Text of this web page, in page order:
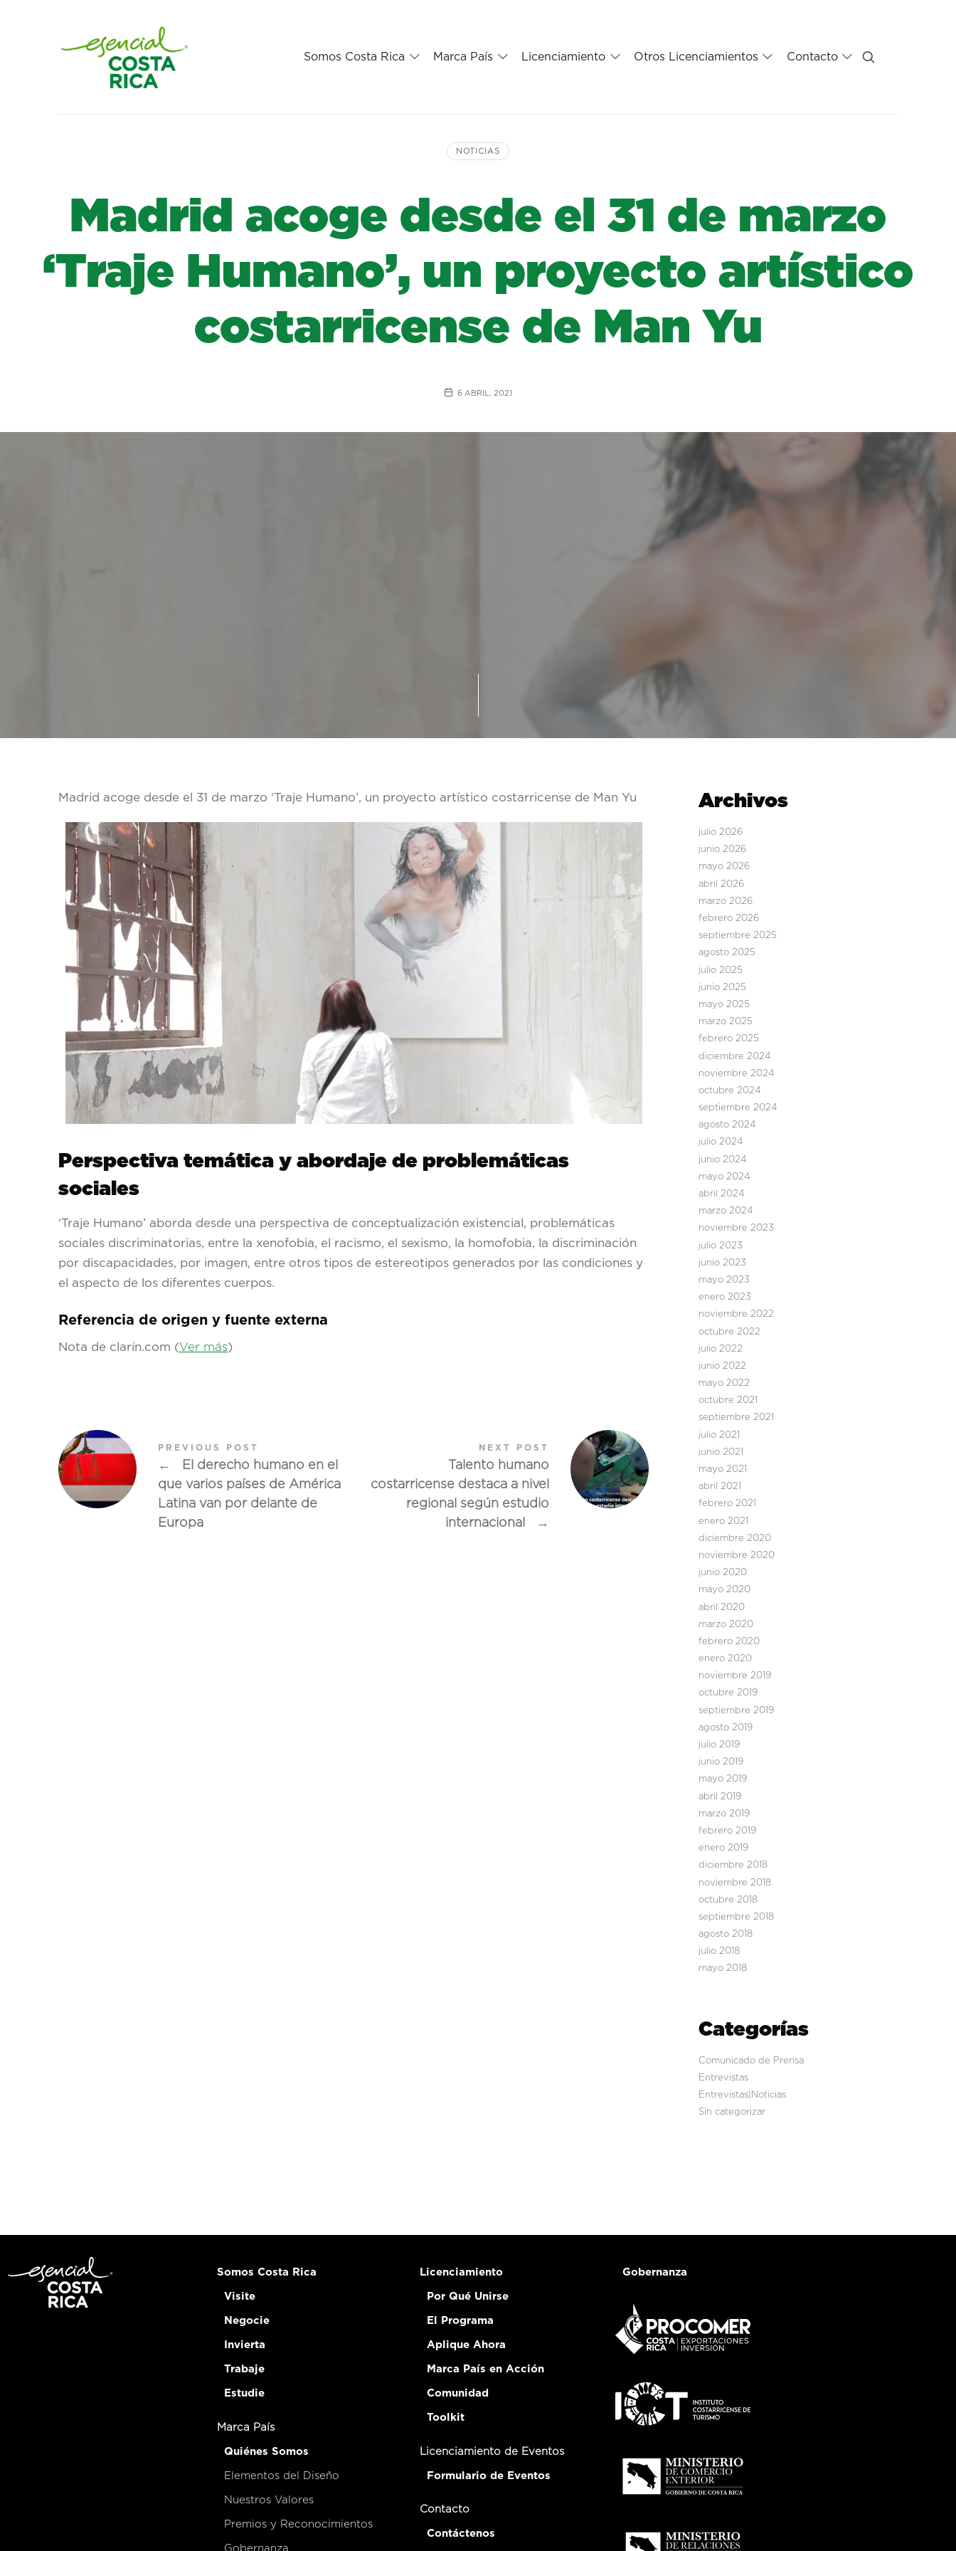
Somos Costa Rica Marca País Licenciamiento Otros Licenciamientos Contacto
NOTICIAS
Madrid acoge desde el 31 de marzo
‘Traje Humano’, un proyecto artístico
costarricense de Man Yu
6 ABRIL, 2021
Madrid acoge desde el 31 de marzo ‘Traje Humano’, un proyecto artístico costarricense de Man Yu
Perspectiva temática y abordaje de problemáticas
sociales
‘Traje Humano’ aborda desde una perspectiva de conceptualización existencial, problemáticas
sociales discriminatorias, entre la xenofobia, el racismo, el sexismo, la homofobia, la discriminación
por discapacidades, por imagen, entre otros tipos de estereotipos generados por las condiciones y
el aspecto de los diferentes cuerpos.
Referencia de origen y fuente externa
Nota de clarín.com (Ver más)
PREVIOUS POST
←
El derecho humano en el
que varios países de América
Latina van por delante de
Europa
NEXT POST
Talento humano
costarricense destaca a nivel
regional según estudio
internacional
→
Archivos
julio 2026
junio 2026
mayo 2026
abril 2026
marzo 2026
febrero 2026
septiembre 2025
agosto 2025
julio 2025
junio 2025
mayo 2025
marzo 2025
febrero 2025
diciembre 2024
noviembre 2024
octubre 2024
septiembre 2024
agosto 2024
julio 2024
junio 2024
mayo 2024
abril 2024
marzo 2024
noviembre 2023
julio 2023
junio 2023
mayo 2023
enero 2023
noviembre 2022
octubre 2022
julio 2022
junio 2022
mayo 2022
octubre 2021
septiembre 2021
julio 2021
junio 2021
mayo 2021
abril 2021
febrero 2021
enero 2021
diciembre 2020
noviembre 2020
junio 2020
mayo 2020
abril 2020
marzo 2020
febrero 2020
enero 2020
noviembre 2019
octubre 2019
septiembre 2019
agosto 2019
julio 2019
junio 2019
mayo 2019
abril 2019
marzo 2019
febrero 2019
enero 2019
diciembre 2018
noviembre 2018
octubre 2018
septiembre 2018
agosto 2018
julio 2018
mayo 2018
Categorías
Comunicado de Prensa
Entrevistas
Entrevistas|Noticias
Sin categorizar
Somos Costa Rica
Visite
Negocie
Invierta
Trabaje
Estudie
Marca País
Quiénes Somos
Elementos del Diseño
Nuestros Valores
Premios y Reconocimientos
Gobernanza
Licenciamiento
Por Qué Unirse
El Programa
Aplique Ahora
Marca País en Acción
Comunidad
Toolkit
Licenciamiento de Eventos
Formulario de Eventos
Contacto
Contáctenos
Gobernanza